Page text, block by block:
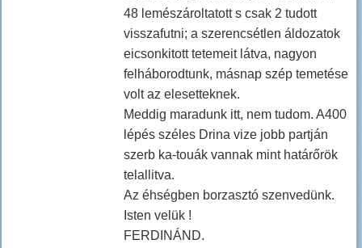
48 lemészároltatott s csak 2 tudott
visszafutni; a szerencsétlen áldozatok
eicsonkitott tetemeit látva, nagyon
felháborodtunk, másnap szép temetése
volt az elesetteknek.
Meddig maradunk itt, nem tudom. A400
lépés széles Drina vize jobb partján
szerb ka-touák vannak mint határőrök
telallitva.
Az éhségben borzasztó szenvedünk.
Isten velük !
FERDINÁND.